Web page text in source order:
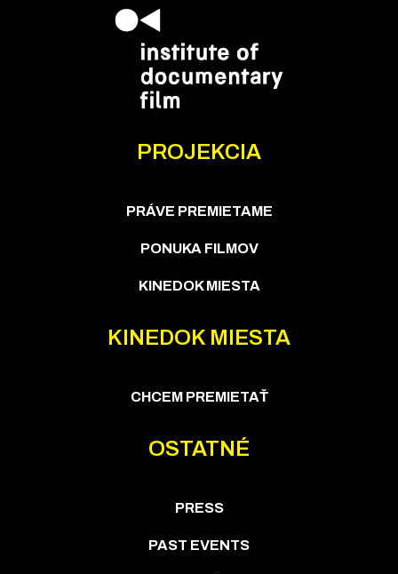
PROJEKCIA
PRÁVE PREMIETAME
PONUKA FILMOV
KINEDOK MIESTA
KINEDOK MIESTA
CHCEM PREMIETAŤ
OSTATNÉ
PRESS
PAST EVENTS